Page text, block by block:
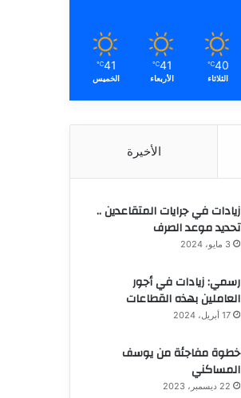
40
℃
الثلاثاء
41
℃
الأربعاء
41
℃
الخميس
الأخيرة
زيادات في جرايات المتقاعدين ..
تحديد موعد الصرف
3 مايو، 2024
رسمي: زيادات في أجور
العاملين بهذه القطاعات
17 أبريل، 2024
خطوة مفاجئة من يوسف
المساكني
22 ديسمبر، 2023